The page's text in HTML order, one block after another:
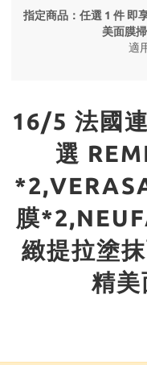
指定商品：任選 1 件 即
美面膜
適
16/5 法國
選
膜
緻提拉塗
精